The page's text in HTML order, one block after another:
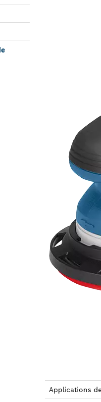
Applica­tions